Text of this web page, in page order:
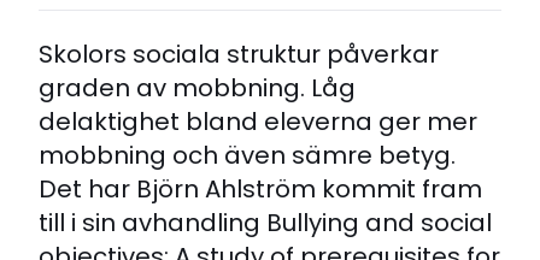
Skolors sociala struktur påverkar
graden av mobbning. Låg
delaktighet bland eleverna ger mer
mobbning och även sämre betyg.
Det har Björn Ahlström kommit fram
till i sin avhandling Bullying and social